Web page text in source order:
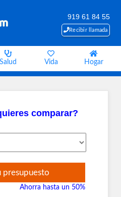
919 61 84 55
Recibir llamada
Salud Vida Hogar
comparar?
presupuesto
Ahorra hasta un 50%